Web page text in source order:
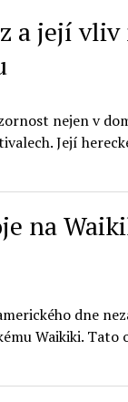
a její vliv
nejen v
Její
na
dne
Waikiki. Tato